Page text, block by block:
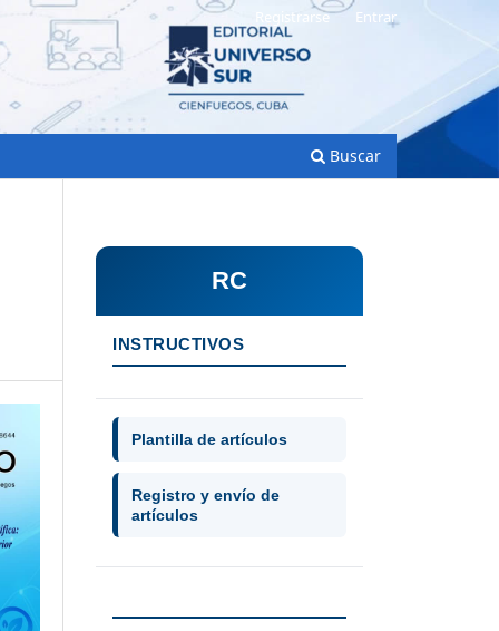
Buscar
Registrarse Entrar
RC
INSTRUCTIVOS
Plantilla de artículos
Registro y envío de
artículos